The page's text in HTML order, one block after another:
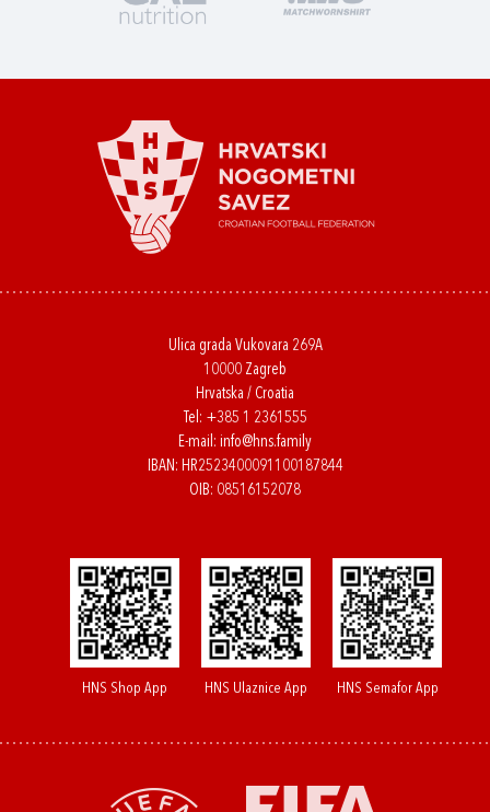
Ulica grada Vukovara 269A
10000 Zagreb
Hrvatska / Croatia
Tel: +385 1 2361555
E-mail: info@hns.family
IBAN: HR2523400091100187844
OIB: 08516152078
HNS Shop App HNS Ulaznice App HNS Semafor App